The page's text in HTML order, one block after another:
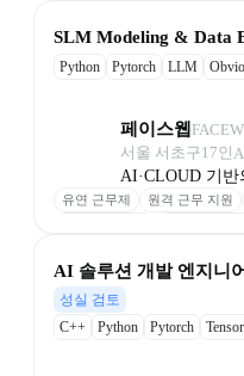
﻿SLM Modeling & Data
Python
Pytorch LLM
페이스웹
서울 서초구17인
AI·CLOUD 기
유연 근무제 원격 근무 지원
AI 솔루션 개발 엔지니
성실 검토
C++
Python Pytorch